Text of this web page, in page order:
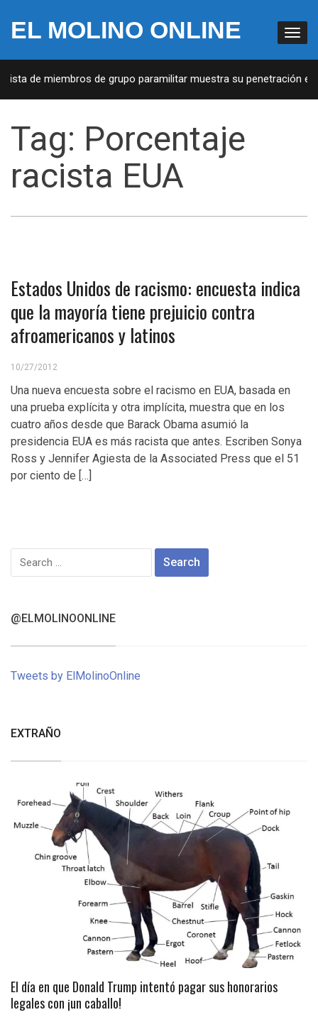
EL MOLINO ONLINE
de miembros de grupo paramilitar muestra su penetración en
Tag: Porcentaje
racista EUA
Estados Unidos de racismo: encuesta indica
que la mayoría tiene prejuicio contra
afroamericanos y latinos
10/27/2012
Una nueva encuesta sobre el racismo en EUA, basada en
una prueba explícita y otra implícita, muestra que en los
cuatro años desde que Barack Obama asumió la
presidencia EUA es más racista que antes. Escriben Sonya
Ross y Jennifer Agiesta de la Associated Press que el 51
por ciento de […]
Search
for:
@ELMOLINOONLINE
Tweets by ElMolinoOnline
EXTRAÑO
El día en que Donald Trump intentó pagar sus honorarios
legales con ¡un caballo!